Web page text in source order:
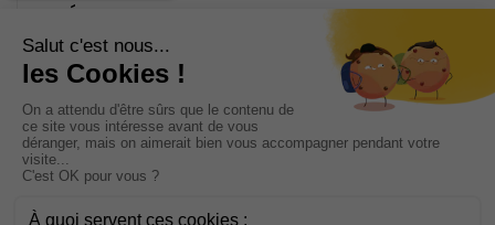
CATÉGORIES
NOTRE SOCIÉTÉ
VOTRE COMPTE